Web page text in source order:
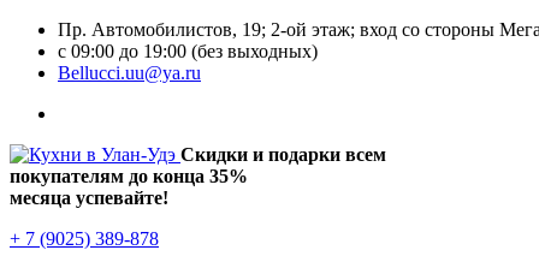
Пр. Автомобилистов, 19; 2-ой этаж; вход со стороны
с 09:00 до 19:00 (без выходных)
Bellucci.uu@ya.ru
Скидки и подарки всем
покупателям до конца 35%
месяца успевайте!
+ 7 (9025) 389-878